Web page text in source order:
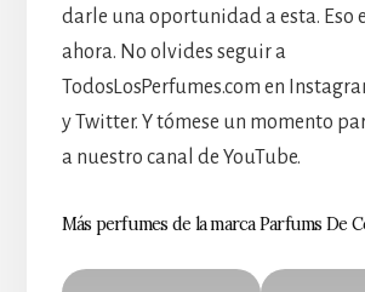
darle una oportunidad a esta. Eso
ahora. No olvides seguir a
TodosLosPerfumes.com en
y Twitter. Y tómese un momento
a nuestro canal de YouTube.
Más perfumes de la marca Parfums De